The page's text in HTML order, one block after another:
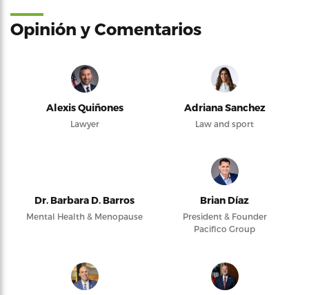
Opinión y Comentarios
Alexis Quiñones
Lawyer
Adriana Sanchez
Law and sport
Dr. Barbara D. Barros
Mental Health & Menopause
Brian Díaz
President & Founder
Pacifico Group